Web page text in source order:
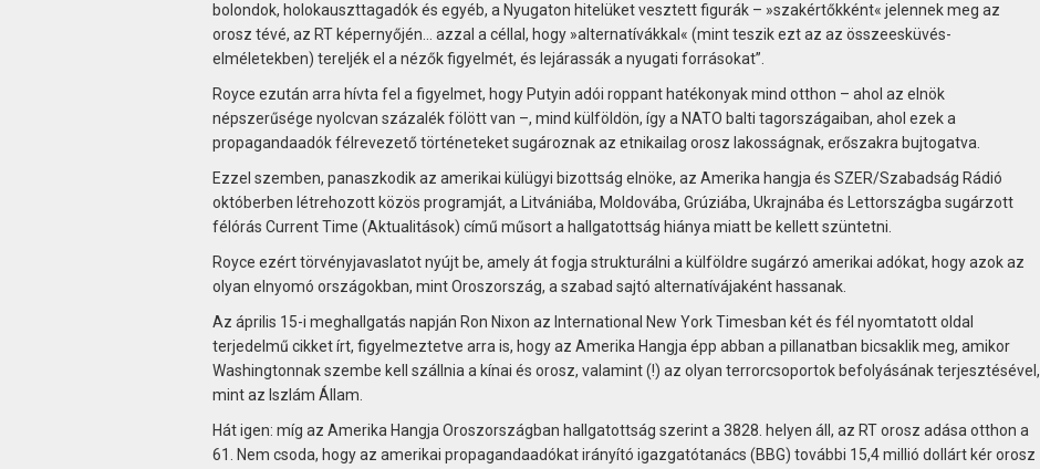
bolondok, holokauszttagadók és egyéb, a Nyugaton hitelüket vesztett figurák – »szakértőkként« jelennek meg az
orosz tévé, az RT képernyőjén… azzal a céllal, hogy »alternatívákkal« (mint teszik ezt az az összeesküvés-
elméletekben) tereljék el a nézők figyelmét, és lejárassák a nyugati forrásokat”.
Royce ezután arra hívta fel a figyelmet, hogy Putyin adói roppant hatékonyak mind otthon – ahol az elnök
népszerűsége nyolcvan százalék fölött van –, mind külföldön, így a NATO balti tagországaiban, ahol ezek a
propagandaadók félrevezető történeteket sugároznak az etnikailag orosz lakosságnak, erőszakra bujtogatva.
Ezzel szemben, panaszkodik az amerikai külügyi bizottság elnöke, az Amerika hangja és SZER/Szabadság Rádió
októberben létrehozott közös programját, a Litvániába, Moldovába, Grúziába, Ukrajnába és Lettországba sugárzott
félórás Current Time (Ak­tua­litások) című műsort a hallgatottság hiánya miatt be kellett szüntetni.
Royce ezért törvényjavaslatot nyújt be, amely át fogja strukturálni a külföldre sugárzó amerikai adókat, hogy azok az
olyan elnyomó országokban, mint Oroszország, a szabad sajtó alternatívájaként hassanak.
Az április 15-i meghallgatás napján Ron Nixon az International New York Timesban két és fél nyomtatott oldal
terjedelmű cikket írt, figyelmeztetve arra is, hogy az Amerika Hangja épp abban a pillanatban bicsaklik meg, amikor
Washingtonnak szembe kell szállnia a kínai és orosz, valamint (!) az olyan terrorcsoportok befolyásának terjesztésével,
mint az Iszlám Állam.
Hát igen: míg az Amerika Hangja Oroszországban hallgatottság szerint a 3828. helyen áll, az RT orosz adása otthon a
61. Nem csoda, hogy az amerikai propagandaadókat irányító igazgatótanács (BBG) további 15,4 millió dollárt kér orosz